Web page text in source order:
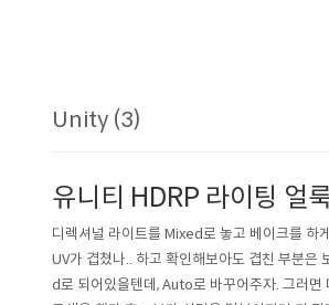
Unity (3)
유니티 HDRP 라이팅 얼
디렉셔널 라이트를 Mixed로 놓고 베이크를 하
UV가 겹쳤나.. 하고 확인해보아도 겹친 부분
d로 되어있을텐데, Auto로 바꾸어주자. 그러면